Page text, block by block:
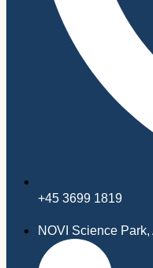
+45 3699 1819
NOVI Science Park,